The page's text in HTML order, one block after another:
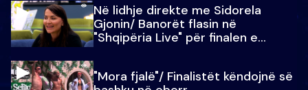
Në lidhje direkte me Sidorela
Gjonin/ Banorët flasin në
"Shqipëria Live" për finalen e
"Mora fjalë"/ Finalistët këndojnë së